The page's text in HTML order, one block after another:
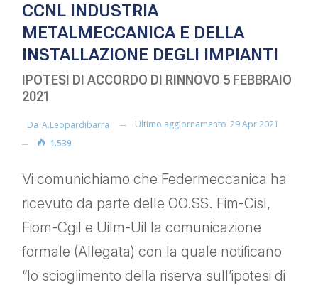
CCNL INDUSTRIA
METALMECCANICA E DELLA
INSTALLAZIONE DEGLI IMPIANTI
IPOTESI DI ACCORDO DI RINNOVO 5 FEBBRAIO
2021
Da A.leopardibarra Ultimo aggiornamento 29 Apr 2021
1.539
Vi comunichiamo che Federmeccanica ha
ricevuto da parte delle OO.SS. Fim-Cisl,
Fiom-Cgil e Uilm-Uil la comunicazione
formale (Allegata) con la quale notificano
“lo scioglimento della riserva sull’ipotesi di